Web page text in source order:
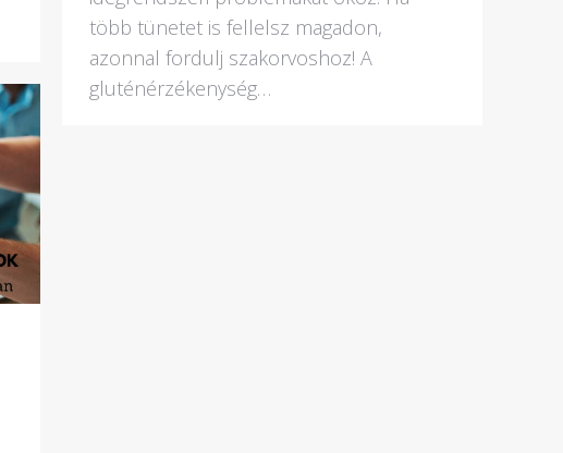
több tünetet is fellelsz magadon,
azonnal fordulj szakorvoshoz! A
gluténérzékenység…